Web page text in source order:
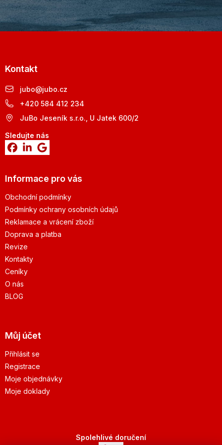
Kontakt
jubo@jubo.cz
+420 584 412 234
JuBo Jeseník s.r.o., U Jatek 600/2
Sledujte nás
Informace pro vás
Obchodní podmínky
Podmínky ochrany osobních údajů
Reklamace a vrácení zboží
Doprava a platba
Revize
Kontakty
Ceníky
O nás
BLOG
Můj účet
Přihlásit se
Registrace
Moje objednávky
Moje doklady
Spolehlivé doručení